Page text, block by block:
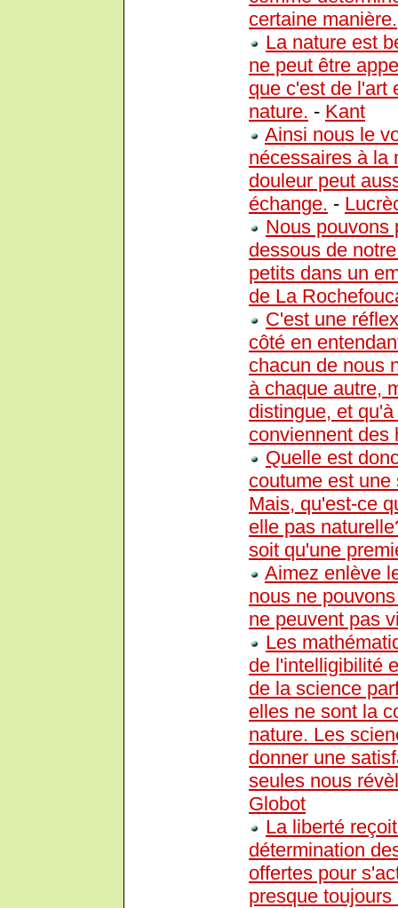
certaine manière.
La nature est
ne peut être
que c'est de l'art
nature. - Kant
Ainsi nous le
nécessaires à la
douleur peut
échange. -
Nous pouvons
dessous de
petits dans un
de La
C'est une
côté en
chacun de nous
à chaque autre,
distingue, et
conviennent des
Quelle est
coutume est
Mais, qu'est-ce
elle pas
soit qu'une
Aimez enlève
nous ne
ne peuvent pas
Les
de l'intelligibilité
de la science
elles ne sont la
nature. Les
donner une
seules nous
Globot
La liberté
détermination
offertes pour
presque